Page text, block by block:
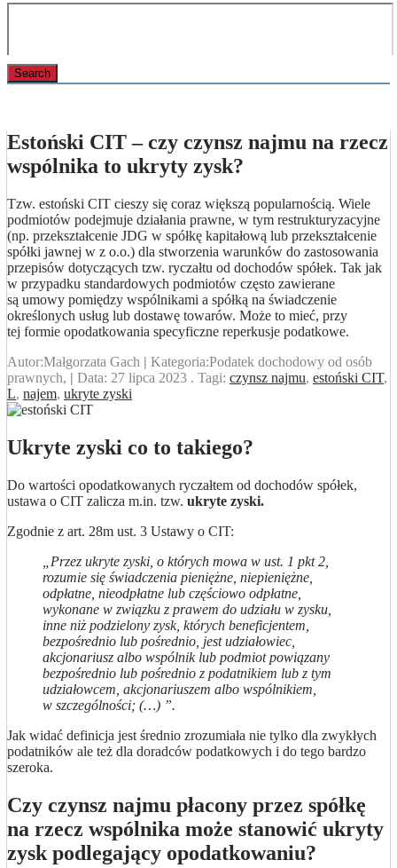
Estoński CIT – czy czynsz najmu na rzecz
wspólnika to ukryty zysk?
Tzw. estoński CIT cieszy się coraz większą popularnością. Wiele
podmiotów podejmuje działania prawne, w tym restrukturyzacyjne
(np. przekształcenie JDG w spółkę kapitałową lub przekształcenie
spółki jawnej w z o.o.) dla stworzenia warunków do zastosowania
przepisów dotyczących tzw. ryczałtu od dochodów spółek. Tak jak
w przypadku standardowych podmiotów często zawierane
są umowy pomiędzy wspólnikami a spółką na świadczenie
określonych usług lub dostawę towarów. Może to mieć, przy
tej formie opodatkowania specyficzne reperkusje podatkowe.
Autor:Małgorzata Gach | Kategoria:Podatek dochodowy od osób
prawnych, | Data: 27 lipca 2023 . Tagi: czynsz najmu, estoński CIT,
L, najem, ukryte zyski
Ukryte zyski co to takiego?
Do wartości opodatkowanych ryczałtem od dochodów spółek,
ustawa o CIT zalicza m.in. tzw. ukryte zyski.
Zgodnie z art. 28m ust. 3 Ustawy o CIT:
„Przez ukryte zyski, o których mowa w ust. 1 pkt 2,
rozumie się świadczenia pieniężne, niepieniężne,
odpłatne, nieodpłatne lub częściowo odpłatne,
wykonane w związku z prawem do udziału w zysku,
inne niż podzielony zysk, których beneficjentem,
bezpośrednio lub pośrednio, jest udziałowiec,
akcjonariusz albo wspólnik lub podmiot powiązany
bezpośrednio lub pośrednio z podatnikiem lub z tym
udziałowcem, akcjonariuszem albo wspólnikiem,
w szczególności; (…) ”.
Jak widać definicja jest średnio zrozumiała nie tylko dla zwykłych
podatników ale też dla doradców podatkowych i do tego bardzo
szeroka.
Czy czynsz najmu płacony przez spółkę
na rzecz wspólnika może stanowić ukryty
zysk podlegający opodatkowaniu?